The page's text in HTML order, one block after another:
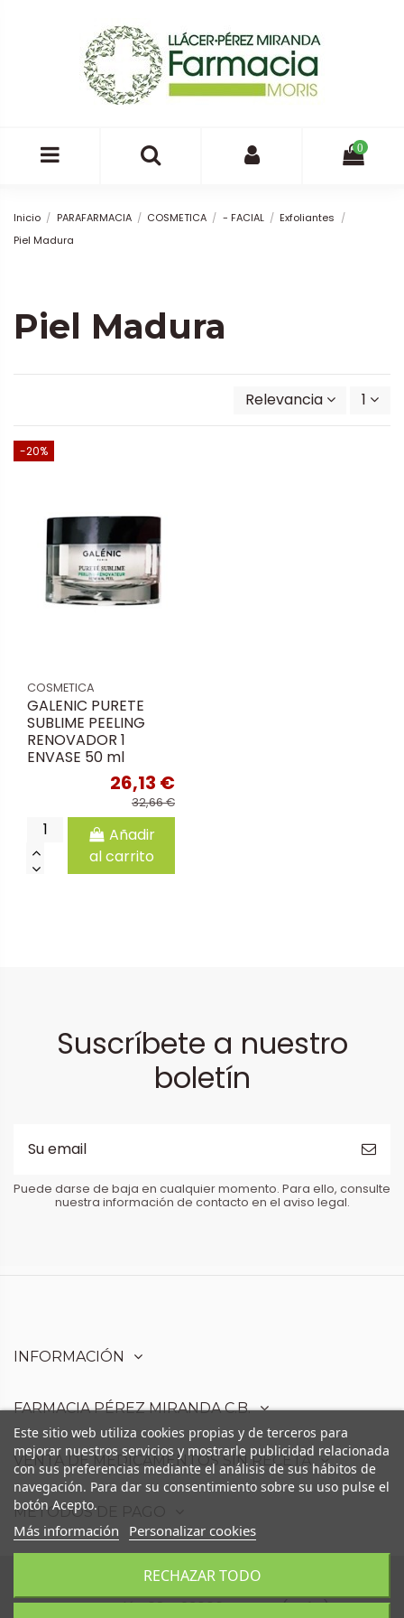
0
Inicio PARAFARMACIA COSMETICA - FACIAL
Exfoliantes
Piel Madura
Piel Madura
Relevancia 1
-20%
COSMETICA
GALENIC PURETE
SUBLIME PEELING
RENOVADOR 1
ENVASE 50 ml
26,13 €
32,66 €
Añadir
al carrito
Suscríbete a nuestro
boletín
Puede darse de baja en cualquier momento. Para ello, consulte
nuestra información de contacto en el aviso legal.
INFORMACIÓN
FARMACIA PÉREZ MIRANDA C.B.
VENTA DE MEDICAMENTOS SIN RECETA
MÉTODOS DE PAGO
Este sitio web utiliza cookies propias y de terceros para
mejorar nuestros servicios y mostrarle publicidad relacionada
con sus preferencias mediante el análisis de sus hábitos de
navegación. Para dar su consentimiento sobre su uso pulse el
botón Acepto.
Más información Personalizar cookies
RECHAZAR TODO
Farmacia Pérez Miranda C.B. - Avd. Moris
Marrodán,68 - 23006 Martos (Jaén)